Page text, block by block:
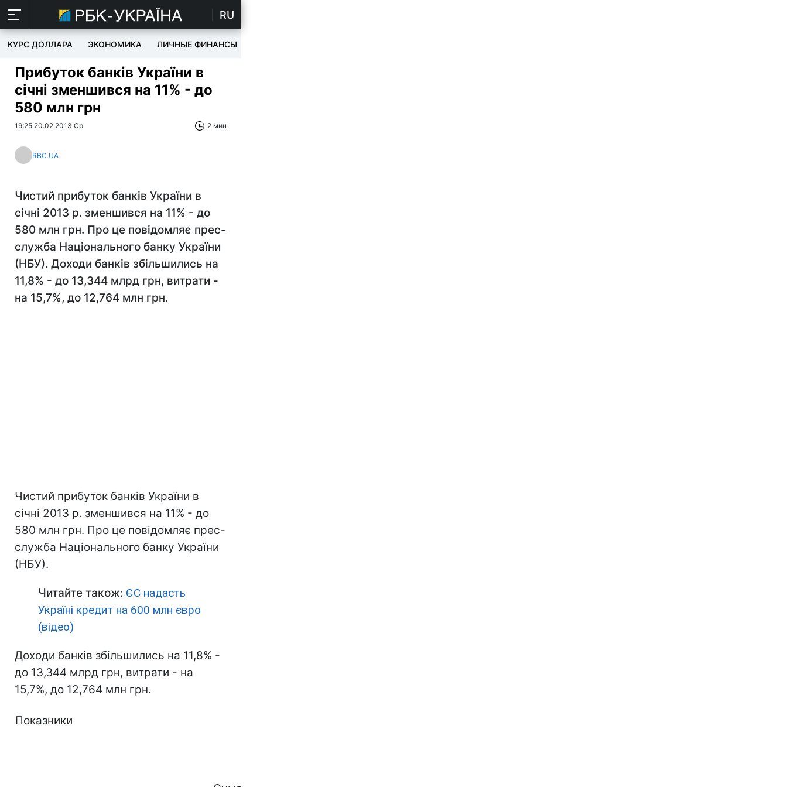
RU
КУРС ДОЛЛАРА ЭКОНОМИКА ЛИЧНЫЕ ФИНАНСЫ
Прибуток банків України в
січні зменшився на 11% - до
580 млн грн
19:25 20.02.2013 Ср 2 мин
RBC.UA
Чистий прибуток банків України в
січні 2013 р. зменшився на 11% - до
580 млн грн. Про це повідомляє прес-
служба Національного банку України
(НБУ). Доходи банків збільшились на
11,8% - до 13,344 млрд грн, витрати -
на 15,7%, до 12,764 млн грн.
Чистий прибуток банків України в
січні 2013 р. зменшився на 11% - до
580 млн грн. Про це повідомляє прес-
служба Національного банку України
(НБУ).
Читайте також: ЄС надасть
Україні кредит на 600 млн євро
(відео)
Доходи банків збільшились на 11,8% -
до 13,344 млрд грн, витрати - на
15,7%, до 12,764 млн грн.
Показники